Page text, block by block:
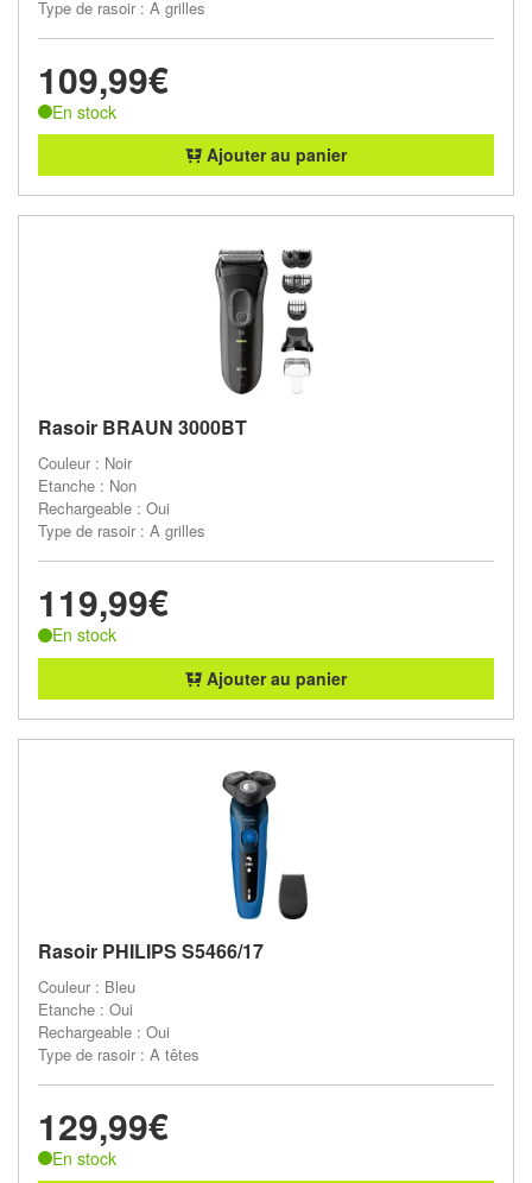
Type de rasoir : A grilles
109,99€
En stock
Ajouter au panier
Rasoir BRAUN 3000BT
Couleur : Noir
Etanche : Non
Rechargeable : Oui
Type de rasoir : A grilles
119,99€
En stock
Ajouter au panier
Rasoir PHILIPS S5466/17
Couleur : Bleu
Etanche : Oui
Rechargeable : Oui
Type de rasoir : A têtes
129,99€
En stock